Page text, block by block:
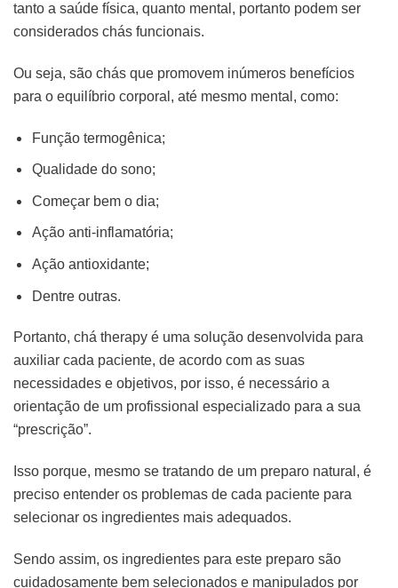
tanto a saúde física, quanto mental, portanto podem ser
considerados chás funcionais.
Ou seja, são chás que promovem inúmeros benefícios
para o equilíbrio corporal, até mesmo mental, como:
Função termogênica;
Qualidade do sono;
Começar bem o dia;
Ação anti-inflamatória;
Ação antioxidante;
Dentre outras.
Portanto, chá therapy é uma solução desenvolvida para
auxiliar cada paciente, de acordo com as suas
necessidades e objetivos, por isso, é necessário a
orientação de um profissional especializado para a sua
“prescrição”.
Isso porque, mesmo se tratando de um preparo natural, é
preciso entender os problemas de cada paciente para
selecionar os ingredientes mais adequados.
Sendo assim, os ingredientes para este preparo são
cuidadosamente bem selecionados e manipulados por